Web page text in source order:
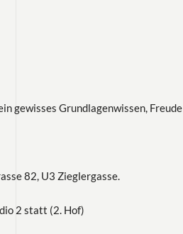
gewisses Grundlagenwissen,
82, U3 Zieglergasse.
2 statt (2. Hof)